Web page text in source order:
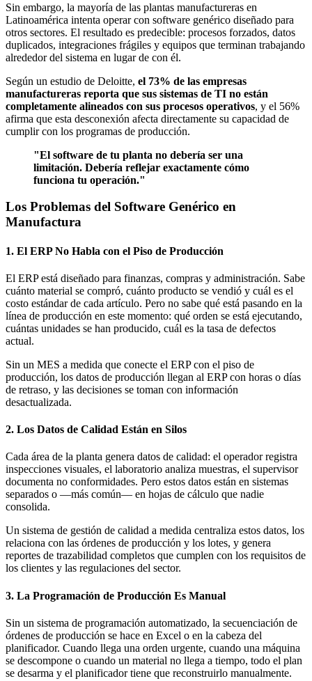
Sin embargo, la mayoría de las plantas manufactureras en
Latinoamérica intenta operar con software genérico diseñado para
otros sectores. El resultado es predecible: procesos forzados, datos
duplicados, integraciones frágiles y equipos que terminan trabajando
alrededor del sistema en lugar de con él.
Según un estudio de Deloitte, el 73% de las empresas
manufactureras reporta que sus sistemas de TI no están
completamente alineados con sus procesos operativos, y el 56%
afirma que esta desconexión afecta directamente su capacidad de
cumplir con los programas de producción.
"El software de tu planta no debería ser una
limitación. Debería reflejar exactamente cómo
funciona tu operación."
Los Problemas del Software Genérico en
Manufactura
1. El ERP No Habla con el Piso de Producción
El ERP está diseñado para finanzas, compras y administración. Sabe
cuánto material se compró, cuánto producto se vendió y cuál es el
costo estándar de cada artículo. Pero no sabe qué está pasando en la
línea de producción en este momento: qué orden se está ejecutando,
cuántas unidades se han producido, cuál es la tasa de defectos
actual.
Sin un MES a medida que conecte el ERP con el piso de
producción, los datos de producción llegan al ERP con horas o días
de retraso, y las decisiones se toman con información
desactualizada.
2. Los Datos de Calidad Están en Silos
Cada área de la planta genera datos de calidad: el operador registra
inspecciones visuales, el laboratorio analiza muestras, el supervisor
documenta no conformidades. Pero estos datos están en sistemas
separados o —más común— en hojas de cálculo que nadie
consolida.
Un sistema de gestión de calidad a medida centraliza estos datos, los
relaciona con las órdenes de producción y los lotes, y genera
reportes de trazabilidad completos que cumplen con los requisitos de
los clientes y las regulaciones del sector.
3. La Programación de Producción Es Manual
Sin un sistema de programación automatizado, la secuenciación de
órdenes de producción se hace en Excel o en la cabeza del
planificador. Cuando llega una orden urgente, cuando una máquina
se descompone o cuando un material no llega a tiempo, todo el plan
se desarma y el planificador tiene que reconstruirlo manualmente.